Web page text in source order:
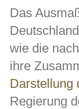
Das
wie die
ihre
Darstellung
Regierung